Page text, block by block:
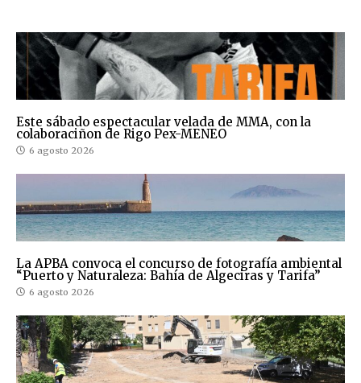
Este sábado espectacular velada de MMA, con la
colaboraciñon de Rigo Pex-MENEO
6 agosto 2026
La APBA convoca el concurso de fotografía ambiental
“Puerto y Naturaleza: Bahía de Algeciras y Tarifa”
6 agosto 2026